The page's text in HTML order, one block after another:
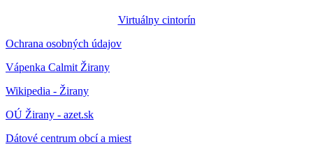
Virtuálny cintorín
Ochrana osobných údajov
Vápenka Calmit Žirany
Wikipedia - Žirany
OÚ Žirany - azet.sk
Dátové centrum obcí a miest